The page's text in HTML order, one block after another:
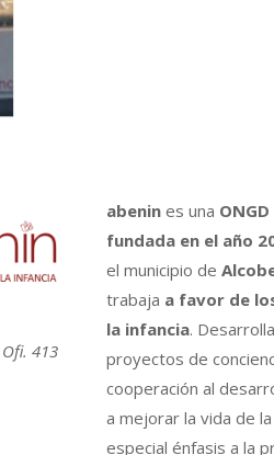
413
abenines una
fundada en el año
el municipio de
trabaja a favor de
la infancia.
proyectos de
cooperación al
a mejorar la vida de la
especial énfasis a la